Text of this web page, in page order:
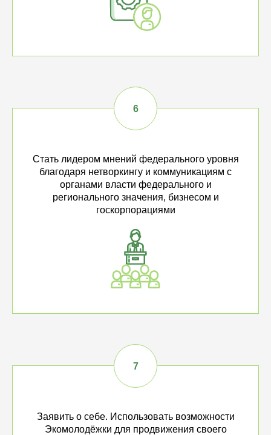
Стать лидером мнений федерального уровня
благодаря нетворкингу и коммуникациям с
органами власти федерального и
регионального значения, бизнесом и
госкорпорациями
Заявить о себе. Использовать возможности
Экомолодёжки для продвижения своего